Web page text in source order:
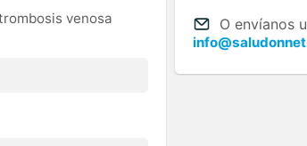
venosa
O envíanos